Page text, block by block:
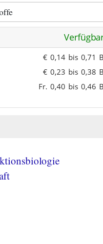
€ 0,14 bis 0,71
€ 0,23 bis 0,38
Fr. 0,40 bis 0,46